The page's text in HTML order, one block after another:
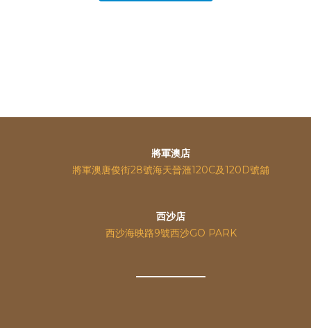
將軍澳店
將軍澳唐俊街28號海天晉滙120C及120D號舖
西沙店
西沙海映路9號西沙GO PARK